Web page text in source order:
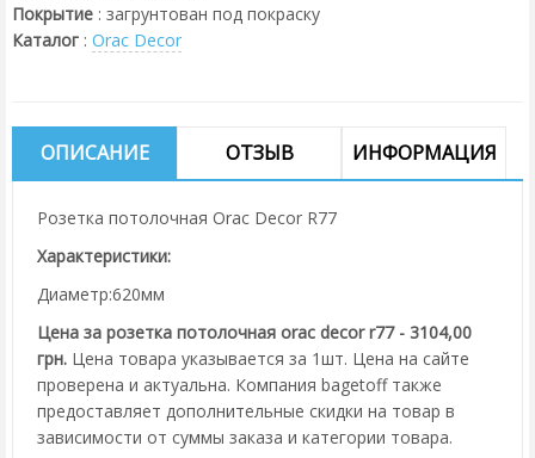
Покрытие : загрунтован под покраску
Каталог : Orac Decor
ОПИСАНИЕ ОТЗЫВ ИНФОРМАЦИЯ
Розетка потолочная Orac Decor R77
Характеристики:
Диаметр:620мм
Цена за розетка потолочная orac decor r77 - 3104,00
грн. Цена товара указывается за 1шт. Цена на сайте
проверена и актуальна. Компания bagetoff также
предоставляет дополнительные скидки на товар в
зависимости от суммы заказа и категории товара.